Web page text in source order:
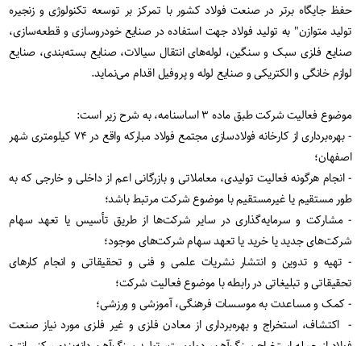
حفظ جایگاه برتر در صنعت فولاد کشور با تمرکز بر توسعه تکنولوژی و زنجیره
تولید متوازن" به تولید فولاد جهت استفاده در صنایع خودروسازی و قطعه‌سازی،
صنایع فلزی سبک و سنگین، لوله‌های انتقال سیالات، صنایع بسته‌بندی، صنایع
لوازم خانگی و الکتریکی و صنایع لوله و پروفیل اقدام می‌نماید.
موضوع فعالیت شرکت طبق ماده ۳ اساسنامه، به شرح زیر است:
- بهره‌برداری از کارخانه فولادسازی مجتمع فولاد مبارکه واقع در ۷۴ کیلومتری شهر
اصفهان؛
- انجام هرگونه فعالیت تولیدی، معاملاتی و بازرگانی اعم از داخلی و خارجی که به
طور مستقیم یا غیرمستقیم با موضوع شرکت مرتبط باشد؛
- مشارکت و سرمایه‌گذاری در سایر شرکت‌ها از طریق تأسیس یا تعهد سهام
شرکت‌های جدید یا خرید یا تعهد سهام شرکت‌های موجود؛
- تهیه و تدوین و انتشار نشریات علمی و فنی و تحقیقاتی و انجام کارهای
تحقیقاتی و تبلیغاتی در رابطه با موضوع فعالیت شرکت؛
- کمک و مساعدت به موسسات فرهنگی، آموزشی و ورزشی؛
- اکتشاف، استخراج و بهره‌برداری از معادن فلزی و غیر فلزی مورد نیاز صنعت